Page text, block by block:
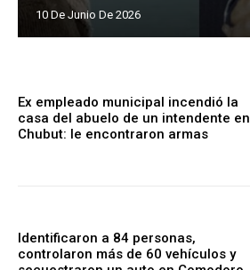
10 De Junio De 2026
Ex empleado municipal incendió la
casa del abuelo de un intendente en
Chubut: le encontraron armas
Identificaron a 84 personas,
controlaron más de 60 vehículos y